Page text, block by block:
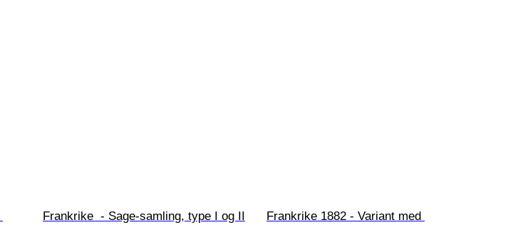
Frankrike  - Sage-samling, type I og II
Frankrike 1882 - Variant med